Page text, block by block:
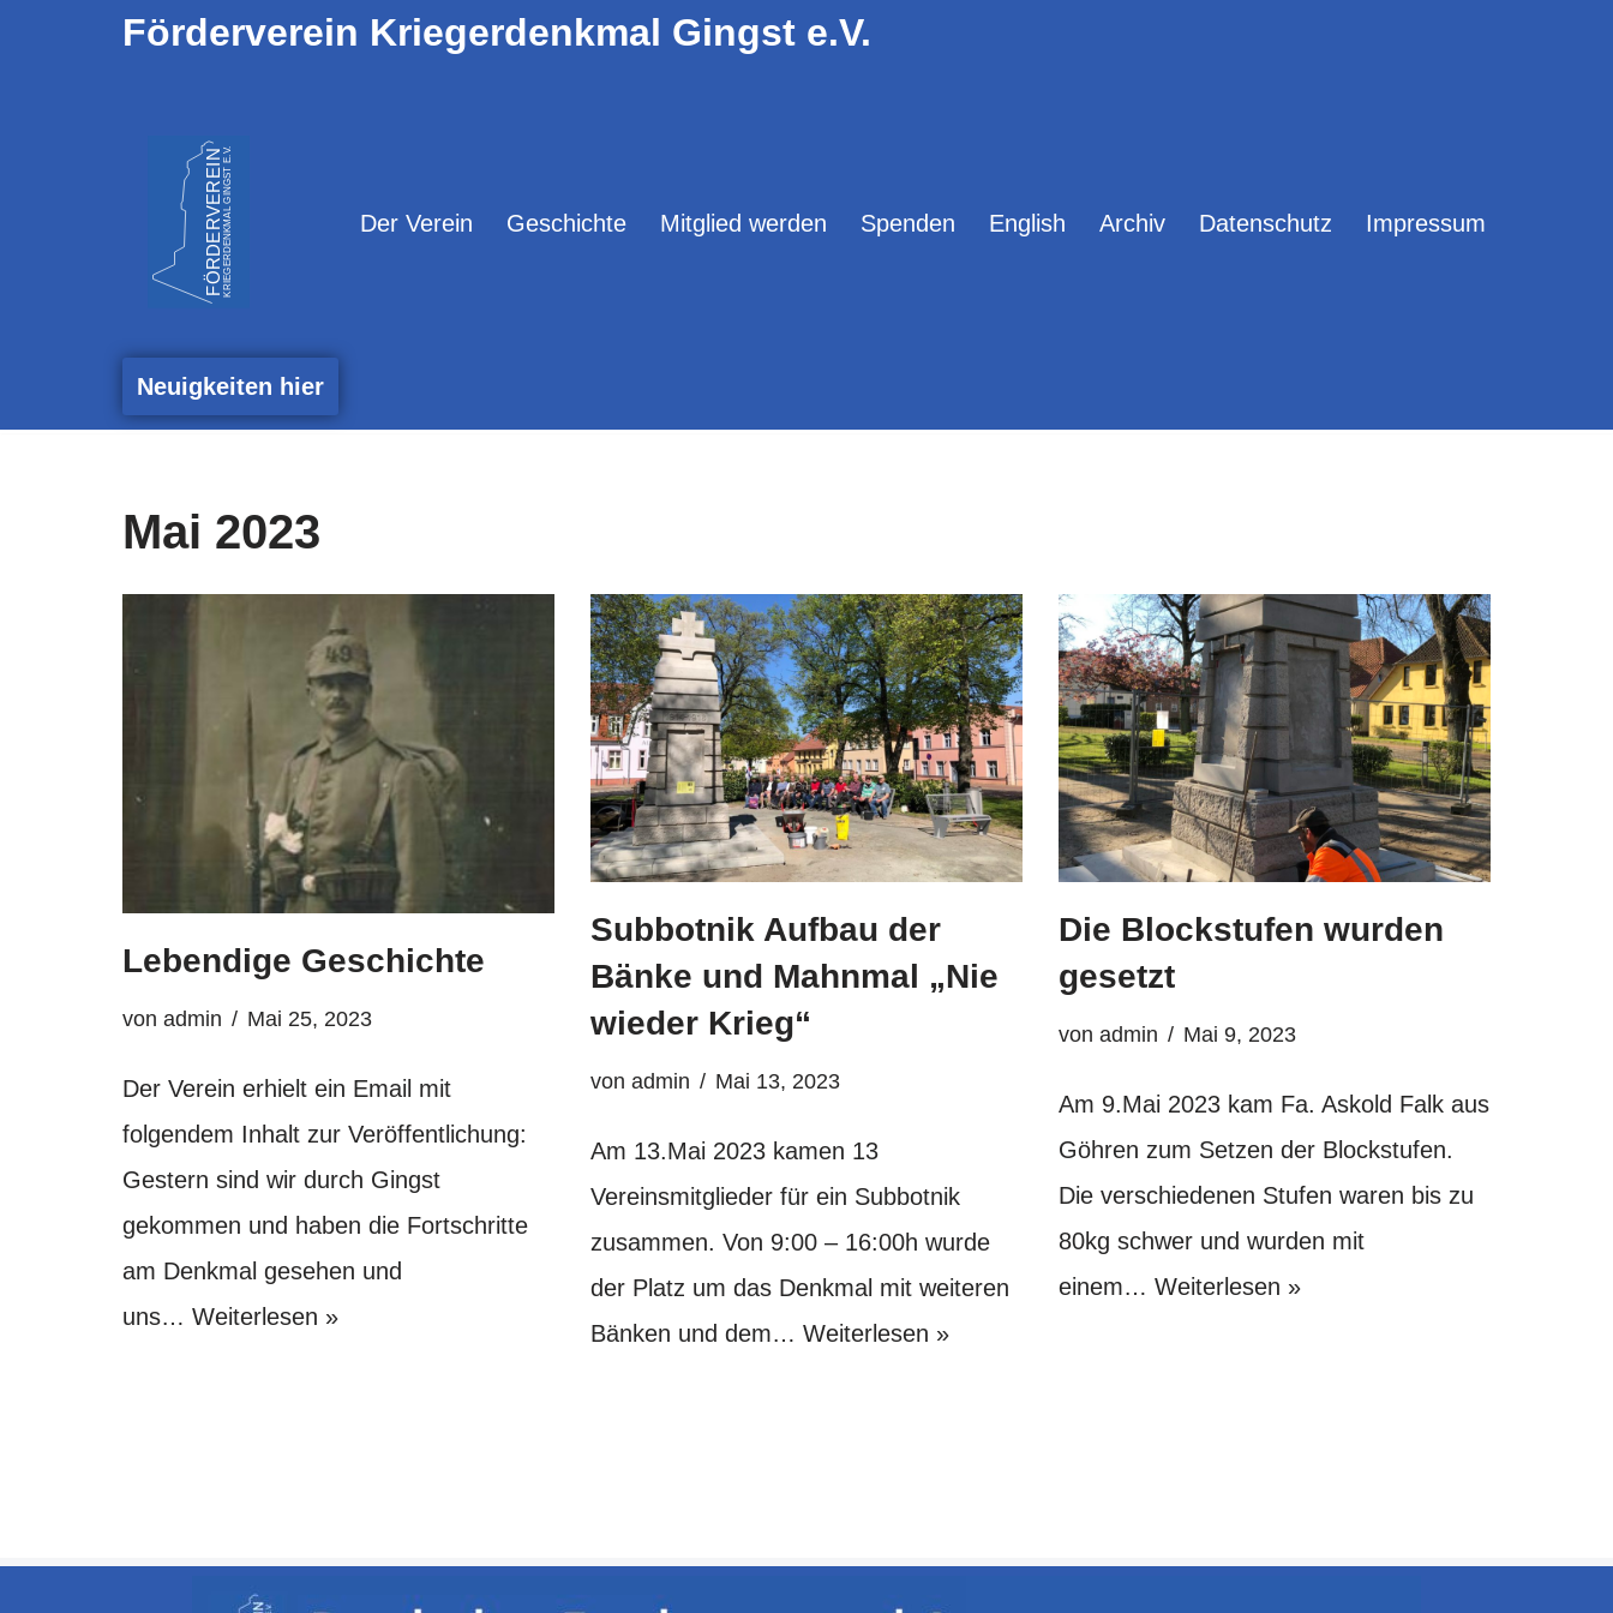
Förderverein Kriegerdenkmal Gingst e.V.
Der Verein Geschichte Mitglied werden Spenden English Archiv Datenschutz Impressum
Neuigkeiten hier
Mai 2023
Lebendige Geschichte
von admin Mai 25, 2023
Der Verein erhielt ein Email mit
folgendem Inhalt zur Veröffentlichung:
Gestern sind wir durch Gingst
gekommen und haben die Fortschritte
am Denkmal gesehen und
uns… Weiterlesen »
Subbotnik Aufbau der
Bänke und Mahnmal „Nie
wieder Krieg“
von admin Mai 13, 2023
Am 13.Mai 2023 kamen 13
Vereinsmitglieder für ein Subbotnik
zusammen. Von 9:00 – 16:00h wurde
der Platz um das Denkmal mit weiteren
Bänken und dem… Weiterlesen »
Die Blockstufen wurden
gesetzt
von admin Mai 9, 2023
Am 9.Mai 2023 kam Fa. Askold Falk aus
Göhren zum Setzen der Blockstufen.
Die verschiedenen Stufen waren bis zu
80kg schwer und wurden mit
einem… Weiterlesen »